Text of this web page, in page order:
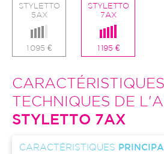
STYLETTO
5AX
1 095 €
STYLETTO
7AX
1 195 €
CARACTÉRISTIQUES
TECHNIQUES DE
STYLETTO 7AX
CARACTÉRISTIQUES